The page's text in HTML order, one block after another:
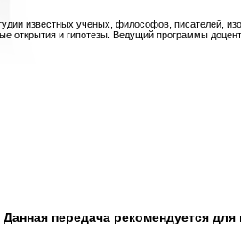
известных ученых, философов, писателей,
открытия и гипотезы. Ведущий программы
Данная передача рекомендуется